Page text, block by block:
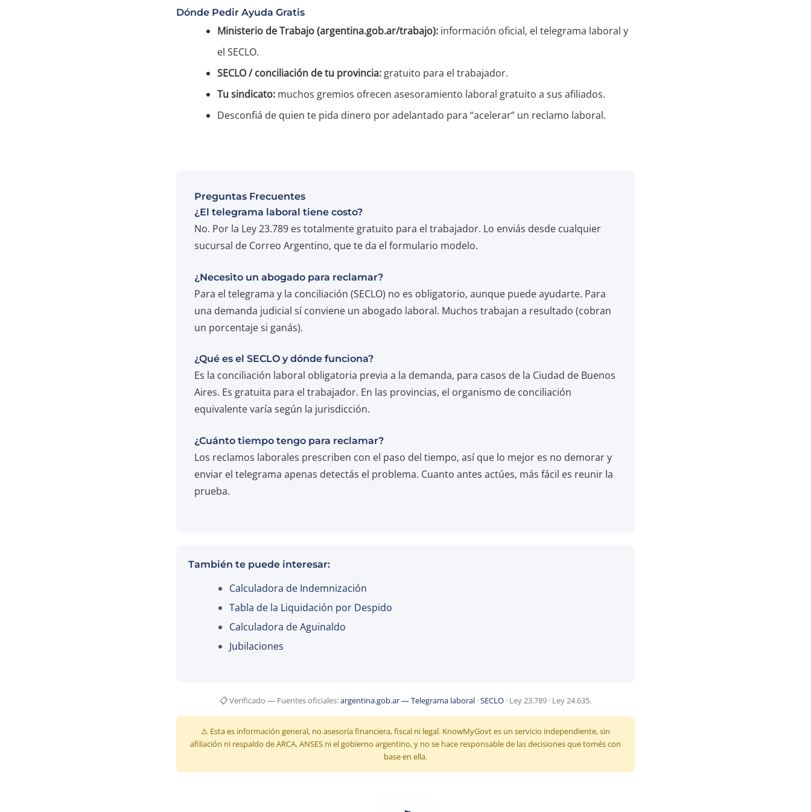
Dónde Pedir Ayuda Gratis
Ministerio de Trabajo (argentina.gob.ar/trabajo): información oficial, el telegrama laboral y
el SECLO.
SECLO / conciliación de tu provincia: gratuito para el trabajador.
Tu sindicato: muchos gremios ofrecen asesoramiento laboral gratuito a sus afiliados.
Desconfiá de quien te pida dinero por adelantado para “acelerar” un reclamo laboral.
Preguntas Frecuentes
¿El telegrama laboral tiene costo?
No. Por la Ley 23.789 es totalmente gratuito para el trabajador. Lo enviás desde cualquier
sucursal de Correo Argentino, que te da el formulario modelo.
¿Necesito un abogado para reclamar?
Para el telegrama y la conciliación (SECLO) no es obligatorio, aunque puede ayudarte. Para
una demanda judicial sí conviene un abogado laboral. Muchos trabajan a resultado (cobran
un porcentaje si ganás).
¿Qué es el SECLO y dónde funciona?
Es la conciliación laboral obligatoria previa a la demanda, para casos de la Ciudad de Buenos
Aires. Es gratuita para el trabajador. En las provincias, el organismo de conciliación
equivalente varía según la jurisdicción.
¿Cuánto tiempo tengo para reclamar?
Los reclamos laborales prescriben con el paso del tiempo, así que lo mejor es no demorar y
enviar el telegrama apenas detectás el problema. Cuanto antes actúes, más fácil es reunir la
prueba.
También te puede interesar:
Calculadora de Indemnización
Tabla de la Liquidación por Despido
Calculadora de Aguinaldo
Jubilaciones
📋 Verificado — Fuentes oficiales:argentina.gob.ar — Telegrama laboral ·SECLO · Ley 23.789 · Ley 24.635.
⚠️ Esta es información general, no asesoría financiera, fiscal ni legal. KnowMyGovt es un servicio independiente, sin
afiliación ni respaldo de ARCA, ANSES ni el gobierno argentino, y no se hace responsable de las decisiones que tomés con
base en ella.